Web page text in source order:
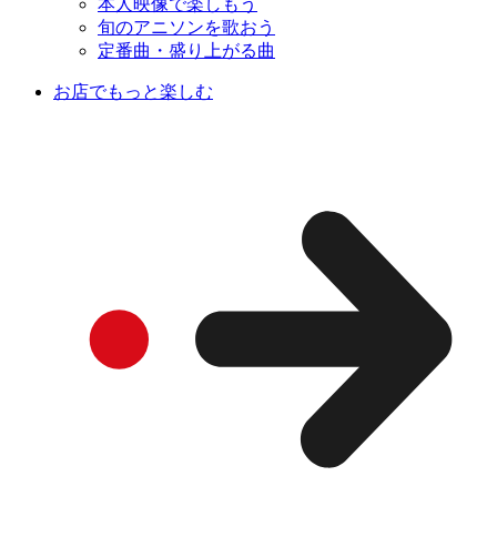
本人映像で楽しもう
旬のアニソンを歌おう
定番曲・盛り上がる曲
お店でもっと楽しむ